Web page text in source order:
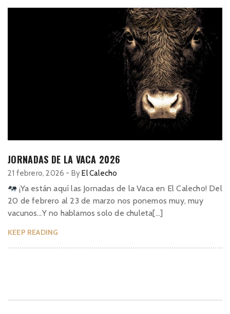
JORNADAS DE LA VACA 2026
21 febrero, 2026 - By El Calecho
¡Ya están aquí las Jornadas de la Vaca en El Calecho! Del
20 de febrero al 23 de marzo nos ponemos muy, muy
vacunos…Y no hablamos solo de chuleta[...]
KEEP READING